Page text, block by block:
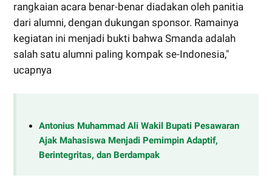
rangkaian acara benar-benar diadakan oleh panitia
dari alumni, dengan dukungan sponsor. Ramainya
kegiatan ini menjadi bukti bahwa Smanda adalah
salah satu alumni paling kompak se-Indonesia,"
ucapnya
Antonius Muhammad Ali Wakil Bupati Pesawaran
Ajak Mahasiswa Menjadi Pemimpin Adaptif,
Berintegritas, dan Berdampak